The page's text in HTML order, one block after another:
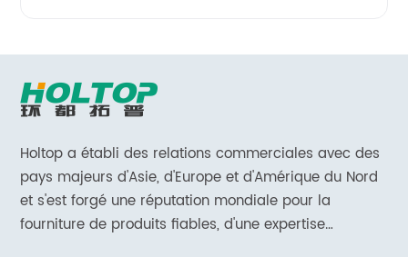
Holtop a établi des relations commerciales avec des
pays majeurs d'Asie, d'Europe et d'Amérique du Nord
et s'est forgé une réputation mondiale pour la
fourniture de produits fiables, d'une expertise